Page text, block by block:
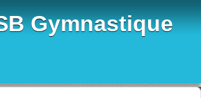
Gymnastique
cookies